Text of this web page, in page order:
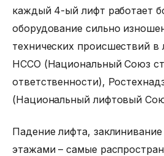
каждый 4-ый лифт работает
оборудование сильно
технических происшествий в
НССО (Национальный Союз
ответственности),
(Национальный лифтовый
Падение лифта,
этажами – самые